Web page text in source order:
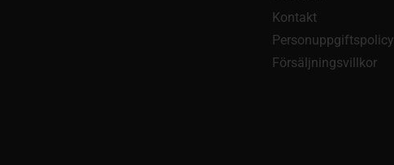
Kontakt
Personuppgiftspolicy
Försäljningsvillkor